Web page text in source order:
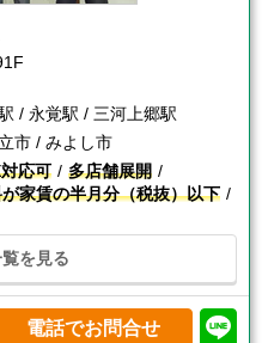
/ 永覚駅 / 三河上郷駅
市 / みよし市
応可
多店舗展開
家賃の半月分（税抜）以下
を見る
電話でお問合せ